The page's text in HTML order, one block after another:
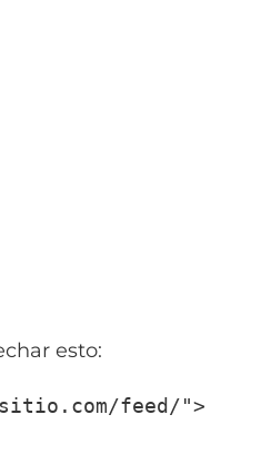
esto:
feed/">